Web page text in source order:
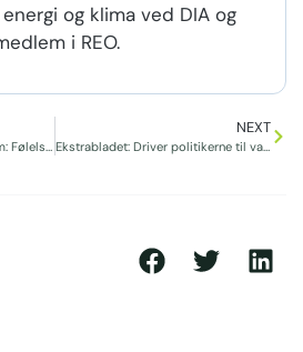
og klima ved DIA og
i REO.
Altinget: Konservativ Ungdom: Følelser fortrænger fornuft i atomdebatten
NEXT
Ekstrabladet: Driver politikerne til vanvid: Atom-Thomas vil have svar